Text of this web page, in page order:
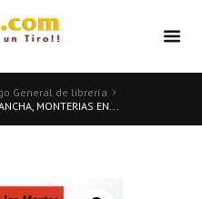
General de librería
MONTERIAS EN...